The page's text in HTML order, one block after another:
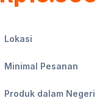
Lokasi
Minimal Pesanan
Produk dalam Negeri